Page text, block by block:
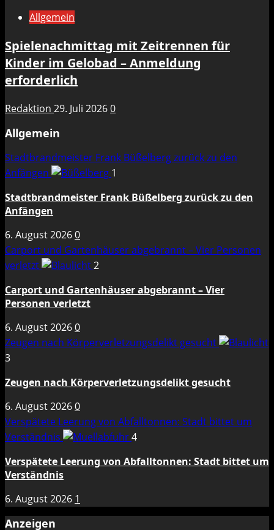
Allgemein
Spielenachmittag mit Zeitrennen für
Kinder im Gelobad – Anmeldung
erforderlich
Redaktion 29. Juli 20260
Allgemein
Stadtbrandmeister Frank Büßelberg zurück zu den
Anfängen
1
Stadtbrandmeister Frank Büßelberg zurück zu den
Anfängen
6. August 20260
Carport und Gartenhäuser abgebrannt – Vier Personen
verletzt
2
Carport und Gartenhäuser abgebrannt – Vier
Personen verletzt
6. August 20260
Zeugen nach Körperverletzungsdelikt gesucht
3
Zeugen nach Körperverletzungsdelikt gesucht
6. August 20260
Verspätete Leerung von Abfalltonnen: Stadt bittet um
Verständnis
4
Verspätete Leerung von Abfalltonnen: Stadt bittet um
Verständnis
6. August 2026 1
Anzeigen